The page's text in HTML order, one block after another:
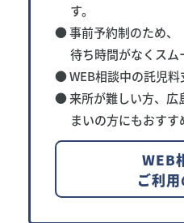
す。
● 事前予約制のため、
待ち時間がなくスム
● WEB相談中の託児料
● 来所が難しい方、広
まいの方にもおすす
WEB
ご利